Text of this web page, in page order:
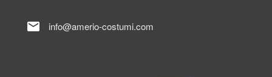
mail info@amerio-costumi.com